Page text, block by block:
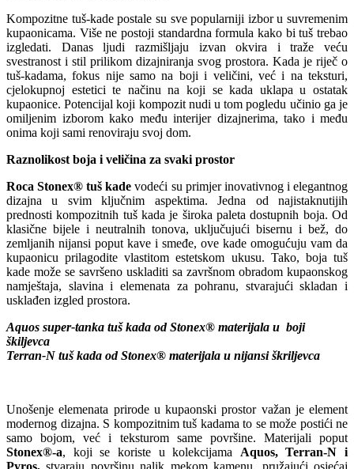
Kompozitne tuš-kade postale su sve popularniji izbor u suvremenim
kupaonicama. Više ne postoji standardna formula kako bi tuš trebao
izgledati. Danas ljudi razmišljaju izvan okvira i traže veću
svestranost i stil prilikom dizajniranja svog prostora. Kada je riječ o
tuš-kadama, fokus nije samo na boji i veličini, već i na teksturi,
cjelokupnoj estetici te načinu na koji se kada uklapa u ostatak
kupaonice. Potencijal koji kompozit nudi u tom pogledu učinio ga je
omiljenim izborom kako među interijer dizajnerima, tako i među
onima koji sami renoviraju svoj dom.
Raznolikost boja i veličina za svaki prostor
Roca Stonex® tuš kade vodeći su primjer inovativnog i elegantnog
dizajna u svim ključnim aspektima. Jedna od najistaknutijih
prednosti kompozitnih tuš kada je široka paleta dostupnih boja. Od
klasične bijele i neutralnih tonova, uključujući bisernu i bež, do
zemljanih nijansi poput kave i smeđe, ove kade omogućuju vam da
kupaonicu prilagodite vlastitom estetskom ukusu. Tako, boja tuš
kade može se savršeno uskladiti sa završnom obradom kupaonskog
namještaja, slavina i elemenata za pohranu, stvarajući skladan i
usklađen izgled prostora.
Aquos super-tanka tuš kada od Stonex® materijala u boji
škiljevca
Terran-N tuš kada od Stonex® materijala u nijansi škriljevca
Unošenje elemenata prirode u kupaonski prostor važan je element
modernog dizajna. S kompozitnim tuš kadama to se može postići ne
samo bojom, već i teksturom same površine. Materijali poput
Stonex®-a, koji se koriste u kolekcijama Aquos, Terran-N i